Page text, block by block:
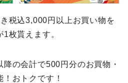
税込3,000円以上お買い物を
枚貰えます。
の会計で500円分のお買物・
おトクです！